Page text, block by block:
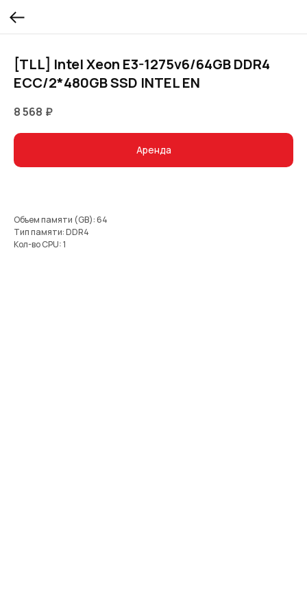
[TLL] Intel Xeon E3-1275v6/64GB DDR4
ECC/2*480GB SSD INTEL EN
8 568 ₽
Аренда
Объем памяти (GB): 64
Тип памяти: DDR4
Кол-во CPU: 1